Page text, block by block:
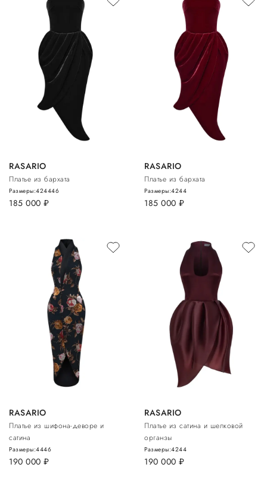
RASARIO
Платье из бархата
185 000 руб.
Размеры:424446
RASARIO
Платье из бархата
185 000 руб.
Размеры:4244
RASARIO
Платье из шифона-деворе и
сатина
190 000 руб.
Размеры:4446
RASARIO
Платье из сатина и шелковой
органзы
190 000 руб.
Размеры:4244